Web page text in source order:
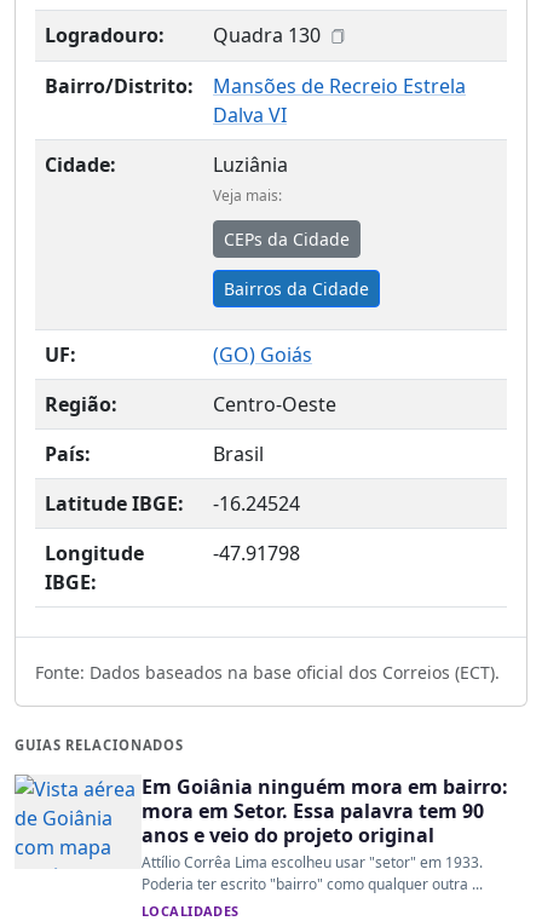
Logradouro:
Quadra 130
Bairro/Distrito:
Mansões de Recreio Estrela
Dalva VI
Cidade:
Luziânia
Veja mais:
CEPs da Cidade
Bairros da Cidade
UF: (GO) Goiás
Região:
Centro-Oeste
País:
Brasil
Latitude IBGE:
-16.24524
Longitude
IBGE:
-47.91798
Fonte: Dados baseados na base oficial dos Correios (ECT).
GUIAS RELACIONADOS
Em Goiânia ninguém mora em bairro:
mora em Setor. Essa palavra tem 90
anos e veio do projeto original
Attílio Corrêa Lima escolheu usar "setor" em 1933.
Poderia ter escrito "bairro" como qualquer outra ...
LOCALIDADES